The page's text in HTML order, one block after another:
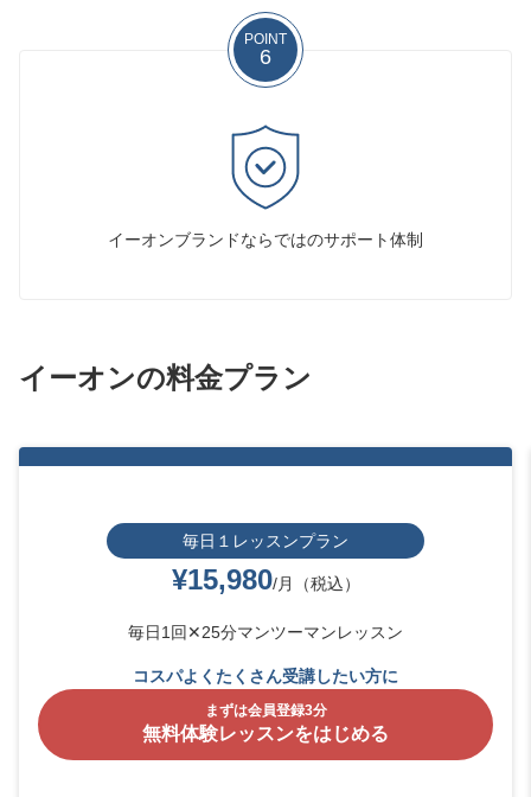
POINT
6
イーオンブランドならではのサポート体制
イーオンの料金プラン
毎日１レッスンプラン
¥15,980/月（税込）
毎日1回✕25分マンツーマンレッスン
コスパよくたくさん受講したい方に
まずは会員登録3分
無料体験レッスンをはじめる